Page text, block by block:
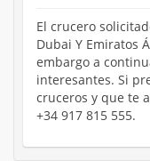
El crucero
Dubai Y Emiratos
embargo a
interesantes. Si
cruceros y que te
+34 917 815 555.